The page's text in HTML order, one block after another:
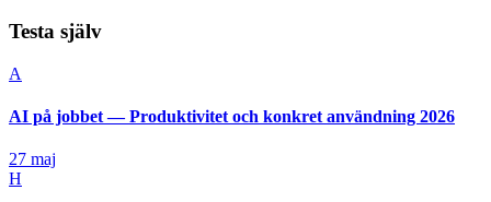
Testa själv
A
AI på jobbet — Produktivitet och konkret användning 2026
27 maj
H